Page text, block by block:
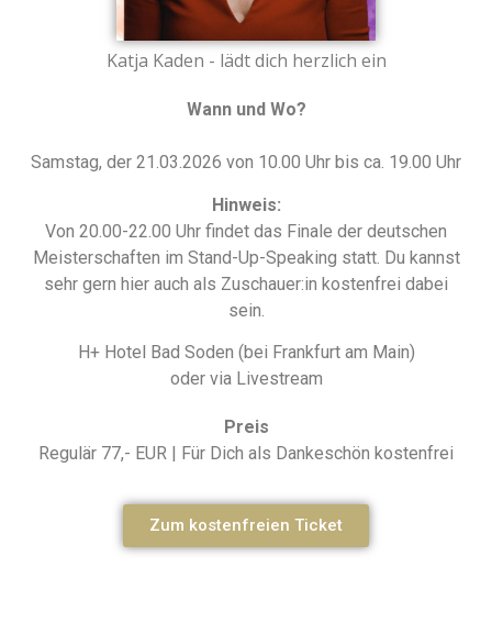
Katja Kaden - lädt dich herzlich ein
Wann und Wo?
Samstag, der 21.03.2026 von 10.00 Uhr bis ca. 19.00 Uhr
Hinweis:
Von 20.00-22.00 Uhr findet das Finale der deutschen
Meisterschaften im Stand-Up-Speaking statt. Du kannst
sehr gern hier auch als Zuschauer:in kostenfrei dabei
sein.
H+ Hotel Bad Soden (bei Frankfurt am Main)
oder via Livestream
Preis
Regulär 77,- EUR | Für Dich als Dankeschön kostenfrei
Zum kostenfreien Ticket